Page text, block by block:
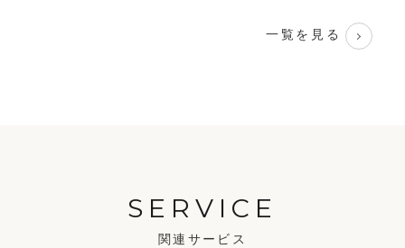
一覧を見る
SERVICE
関連サービス